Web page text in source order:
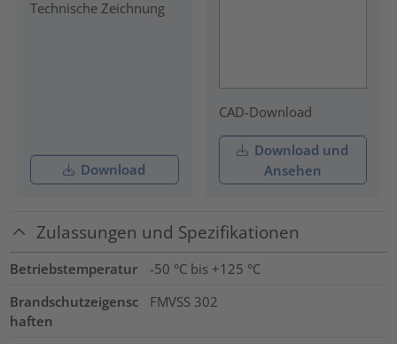
Technische Zeichnung
Download
CAD-Download
Download und
Ansehen
Zulassungen und Spezifikationen
Betriebstemperatur
-50 °C bis +125 °C
Brandschutzeigensc
haften
FMVSS 302